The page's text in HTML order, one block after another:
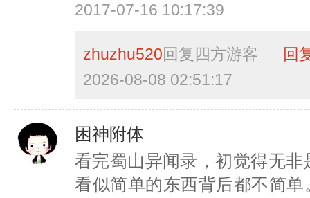
2017-07-16 10:17:39
zhuzhu520回复 四方游客
回
2026-08-08 02:51:17
困神附体
看完蜀山异闻录，初觉得无
看似简单的东西背后都不简